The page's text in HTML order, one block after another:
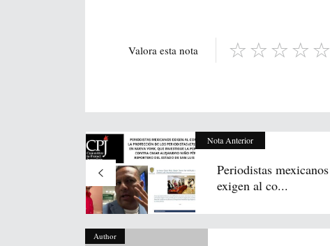
Valora esta nota
Nota Anterior
Periodistas mexicanos
exigen al co...
Author